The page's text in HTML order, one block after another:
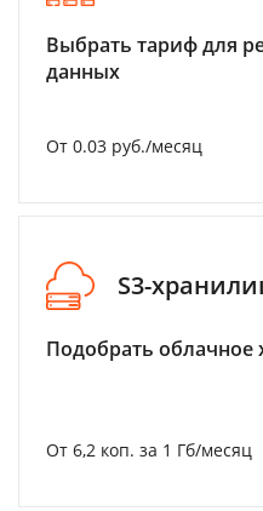
Выбрать тариф для
данных
От 0.03 руб./месяц
S3-
Подобрать
От 6,2 коп. за 1 Гб/месяц